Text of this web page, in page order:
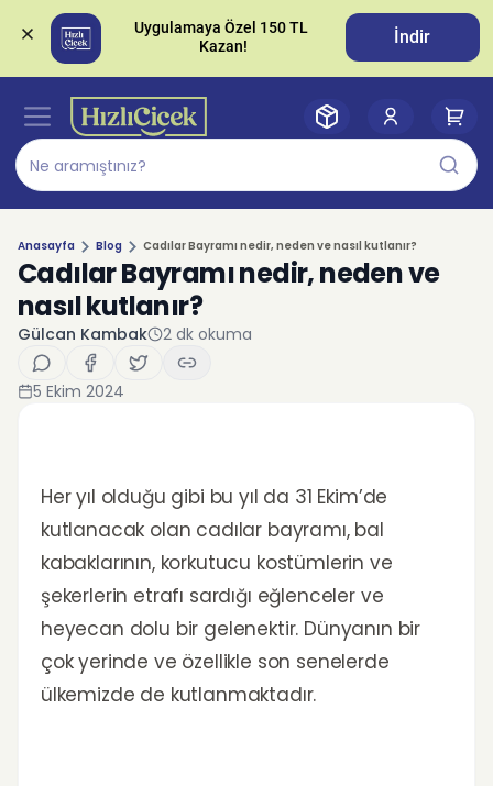
Uygulamaya Özel 150 TL
İndir
Anasayfa Blog Cadılar Bayramı nedir, neden ve nasıl kutlanır?
Cadılar Bayramı nedir, neden ve
nasıl kutlanır?
Gülcan Kambak 2 dk okuma
5 Ekim 2024
Her yıl olduğu gibi bu yıl da 31 Ekim’de
kutlanacak olan cadılar bayramı, bal
kabaklarının, korkutucu kostümlerin ve
şekerlerin etrafı sardığı eğlenceler ve
heyecan dolu bir gelenektir. Dünyanın bir
çok yerinde ve özellikle son senelerde
ülkemizde de kutlanmaktadır.